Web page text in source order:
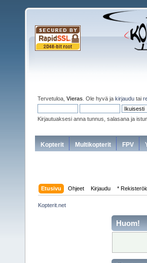
Tervetuloa, Vieras . Ole hyvä ja kirjaudu tai
Kirjautuaksesi anna tunnus, salasana ja
Kopterit Multikopterit FPV
Etusivu Ohjeet Kirjaudu *
Kopterit.net
Huom!